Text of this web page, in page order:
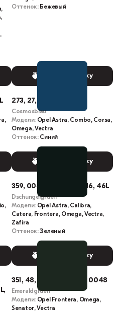
Оттенок: Бежевый
Выбрать краску
273, 27, 027, MZ, 27L
Cosmosblau
Модели: Opel Astra, Combo, Corsa,
Omega, Vectra
Оттенок: Синий
Выбрать краску
359, 0046, 46U, 46, 046, 46L
Dschungelgruen
Модели: Opel Astra, Calibra,
Catera, Frontera, Omega, Vectra,
Zafira
Оттенок:Зеленый
Выбрать краску
351, 48, 48U, 48L, 048, 0048
Emeraldgruen
Модели: Opel Frontera, Omega,
Senator, Vectra